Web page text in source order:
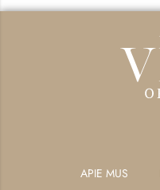
APIE MUS